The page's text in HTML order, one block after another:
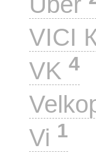
VICI
VK 4
Vi 1